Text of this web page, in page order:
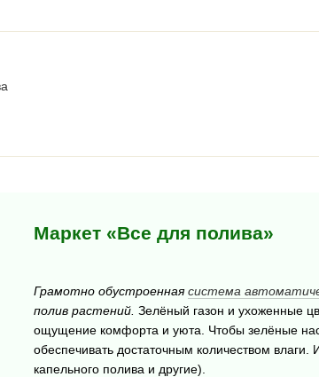
Маркет «Все для полива»
Грамотно обустроеннаясистема
полив растений. Зелёный газон и ухоженные
ощущение комфорта и уюта. Чтобы зелёные
обеспечивать достаточным количеством
капельного полива и другие).